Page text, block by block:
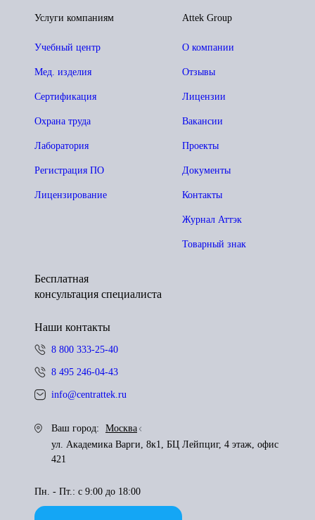
Attek Group
О компании
Отзывы
Лицензии
Вакансии
Проекты
Документы
Контакты
Журнал Аттэк
Товарный знак
Услуги компаниям
Учебный центр
Мед. изделия
Сертификация
Охрана труда
Лаборатория
Регистрация ПО
Лицензирование
Бесплатная
консультация специалиста
Наши контакты
8 800 333-25-40
8 495 246-04-43
info@centrattek.ru
Ваш город:
Москва
ул. Академика Варги, 8к1, БЦ Лейпциг, 4 этаж, офис
421
Пн. - Пт.: с 9:00 до 18:00